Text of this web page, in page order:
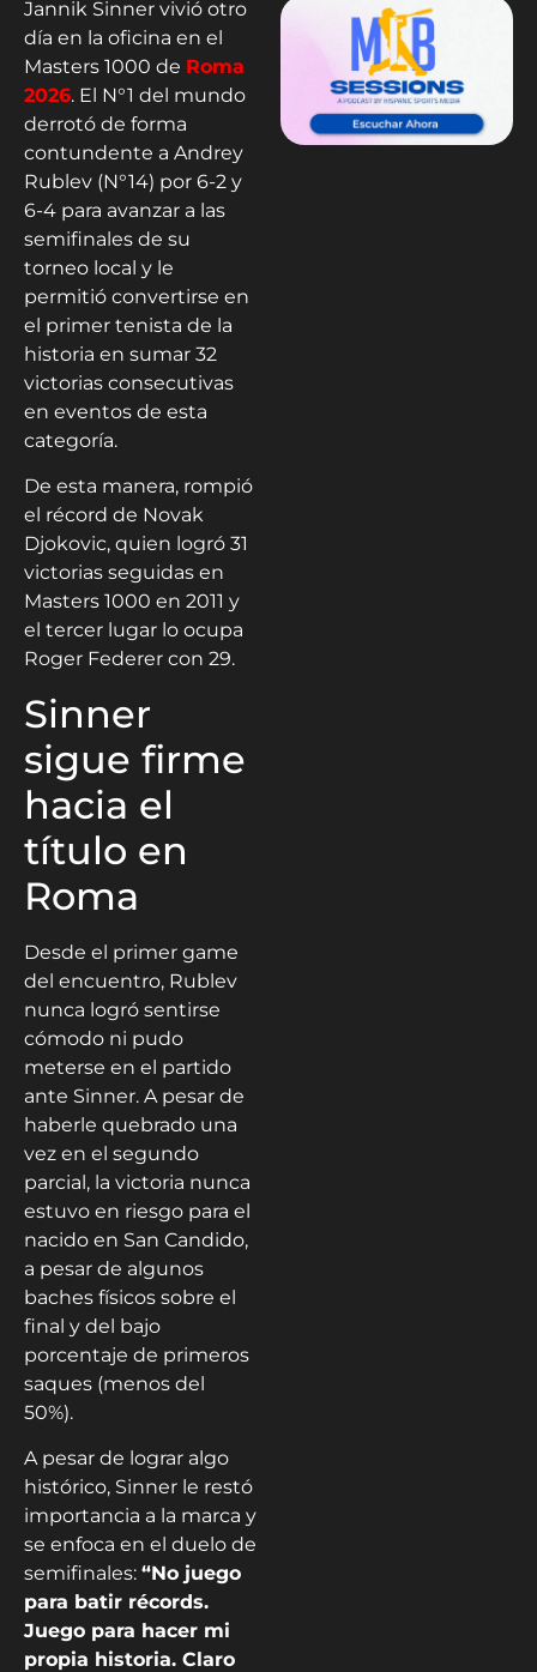
Jannik Sinner vivió otro
día en la oficina en el
Masters 1000 de Roma
2026. El N°1 del mundo
derrotó de forma
contundente a Andrey
Rublev (N°14) por 6-2 y
6-4 para avanzar a las
semifinales de su
torneo local y le
permitió convertirse en
el primer tenista de la
historia en sumar 32
victorias consecutivas
en eventos de esta
categoría.
De esta manera, rompió
el récord de Novak
Djokovic, quien logró 31
victorias seguidas en
Masters 1000 en 2011 y
el tercer lugar lo ocupa
Roger Federer con 29.
Sinner
sigue firme
hacia el
título en
Roma
Desde el primer game
del encuentro, Rublev
nunca logró sentirse
cómodo ni pudo
meterse en el partido
ante Sinner. A pesar de
haberle quebrado una
vez en el segundo
parcial, la victoria nunca
estuvo en riesgo para el
nacido en San Candido,
a pesar de algunos
baches físicos sobre el
final y del bajo
porcentaje de primeros
saques (menos del
50%).
A pesar de lograr algo
histórico, Sinner le restó
importancia a la marca y
se enfoca en el duelo de
semifinales: “No juego
para batir récords.
Juego para hacer mi
propia historia. Claro